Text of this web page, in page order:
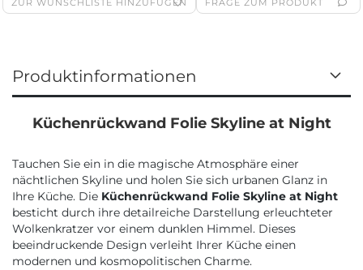
ZUR WUNSCHLISTE HINZUFÜGEN FRAGE ZUM PRODUKT
Produktinformationen
Küchenrückwand Folie Skyline at Night
Tauchen Sie ein in die magische Atmosphäre einer
nächtlichen Skyline und holen Sie sich urbanen Glanz in
Ihre Küche. Die Küchenrückwand Folie Skyline at Night
besticht durch ihre detailreiche Darstellung erleuchteter
Wolkenkratzer vor einem dunklen Himmel. Dieses
beeindruckende Design verleiht Ihrer Küche einen
modernen und kosmopolitischen Charme.